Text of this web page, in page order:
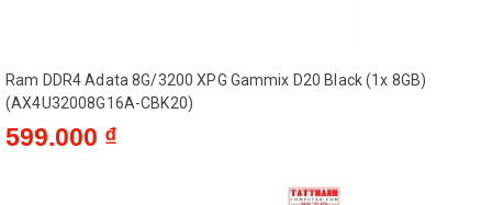
Ram DDR4 Adata 8G/3200 XPG Gammix D20 Black (1x 8GB)
(AX4U32008G16A-CBK20)
599.000 ₫